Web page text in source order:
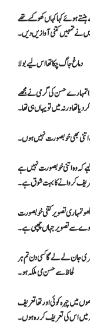
ہوئے کہا کہاں کھو گئے تھے
نے تمہیں کتنی آوازیں دیں ۔
دماغ جاگ چکا تھا اس لیے بولا
حسن کی گرمی نے مجھے
تھا ورنہ میں تو یہاں ہی تھا۔
بھی خوبصورت نہیں ہوں۔
کہ وہ اتنی خوبصورت نہیں ہے
کروانے کا بہت شوق ہے۔
تمہاری تصویر کتنی خوبصورت
سے تصویر جہاں چھپی ہے۔
جان لے لے گا کسی دن تم ہر
لحاظ سے حسن می ملکہ ہو۔
میں چہرہ کوئی اور تھا تعریف
میں اس کی تعریف کر رہ ہوں ۔